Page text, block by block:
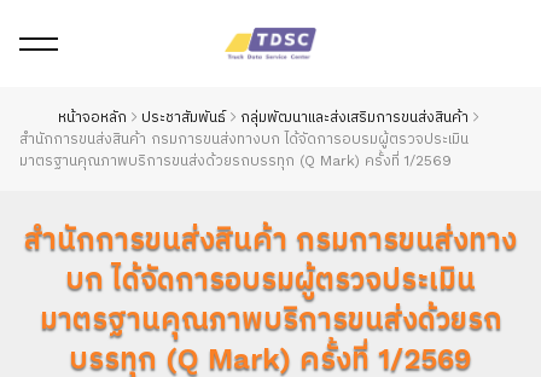
หน้าจอหลัก ประชาสัมพันธ์
กลุ่มพัฒนาและส่งเสริมการขนส่งสินค้า
สำนักการขนส่งสินค้า กรมการขนส่งทางบก ได้จัดการอบรมผู้ตรวจประเมิน
มาตรฐานคุณภาพบริการขนส่งด้วยรถบรรทุก (Q Mark) ครั้งที่ 1/2569
สำนักการขนส่งสินค้า กรมการขนส่งทาง
บก ได้จัดการอบรมผู้ตรวจประเมิน
มาตรฐานคุณภาพบริการขนส่งด้วยรถ
บรรทุก (Q Mark) ครั้งที่ 1/2569